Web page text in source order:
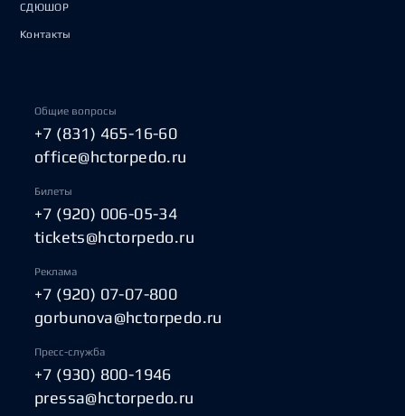
СДЮШОР
Контакты
Общие вопросы
+7 (831) 465-16-60
office@hctorpedo.ru
Билеты
+7 (920) 006-05-34
tickets@hctorpedo.ru
Реклама
+7 (920) 07-07-800
gorbunova@hctorpedo.ru
Пресс-служба
+7 (930) 800-1946
pressa@hctorpedo.ru